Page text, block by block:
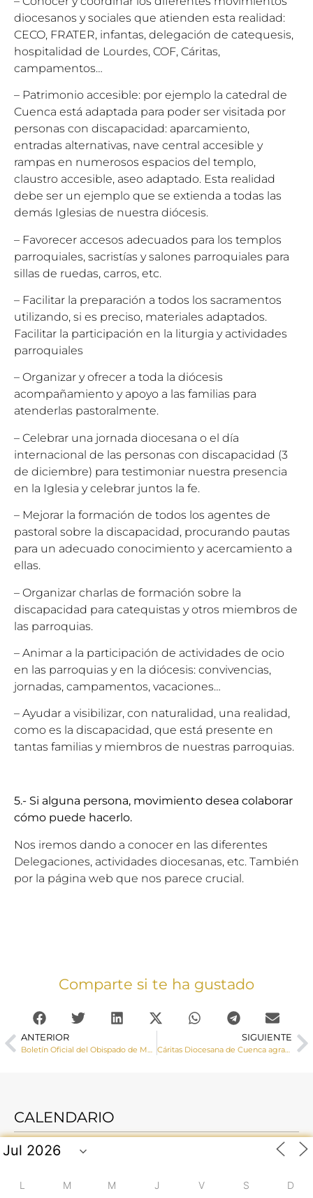
diocesanos y sociales que atienden esta realidad:
CECO, FRATER, infantas, delegación de catequesis,
hospitalidad de Lourdes, COF, Cáritas,
campamentos…
– Patrimonio accesible: por ejemplo la catedral de
Cuenca está adaptada para poder ser visitada por
personas con discapacidad: aparcamiento,
entradas alternativas, nave central accesible y
rampas en numerosos espacios del templo,
claustro accesible, aseo adaptado. Esta realidad
debe ser un ejemplo que se extienda a todas las
demás Iglesias de nuestra diócesis.
– Favorecer accesos adecuados para los templos
parroquiales, sacristías y salones parroquiales para
sillas de ruedas, carros, etc.
– Facilitar la preparación a todos los sacramentos
utilizando, si es preciso, materiales adaptados.
Facilitar la participación en la liturgia y actividades
parroquiales
– Organizar y ofrecer a toda la diócesis
acompañamiento y apoyo a las familias para
atenderlas pastoralmente.
– Celebrar una jornada diocesana o el día
internacional de las personas con discapacidad (3
de diciembre) para testimoniar nuestra presencia
en la Iglesia y celebrar juntos la fe.
– Mejorar la formación de todos los agentes de
pastoral sobre la discapacidad, procurando pautas
para un adecuado conocimiento y acercamiento a
ellas.
– Organizar charlas de formación sobre la
discapacidad para catequistas y otros miembros de
las parroquias.
– Animar a la participación de actividades de ocio
en las parroquias y en la diócesis: convivencias,
jornadas, campamentos, vacaciones…
– Ayudar a visibilizar, con naturalidad, una realidad,
como es la discapacidad, que está presente en
tantas familias y miembros de nuestras parroquias.
5.- Si alguna persona, movimiento desea colaborar
cómo puede hacerlo.
Nos iremos dando a conocer en las diferentes
Delegaciones, actividades diocesanas, etc. También
por la página web que nos parece crucial.
Comparte si te ha gustado
ANTERIOR
Boletín Oficial del Obispado de Mayo-Agosto 2020
SIGUIENTE
Cáritas Diocesana de Cuenca agradece a los 292 voluntarios su compromiso aportando esperanza a las personas más empobrecidas
CALENDARIO
L M M J V S D